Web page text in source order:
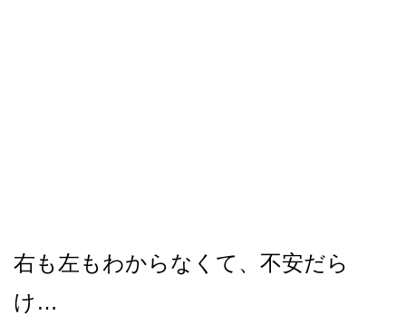
右も左もわからなくて、不安だら
け…